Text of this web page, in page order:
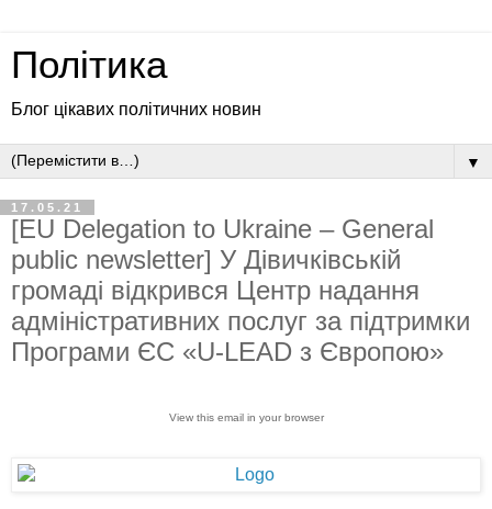
Політика
Блог цікавих політичних новин
▼
17.05.21
[EU Delegation to Ukraine – General
public newsletter] У Дівичківській
громаді відкрився Центр надання
адміністративних послуг за підтримки
Програми ЄС «U-LEAD з Європою»
View this email in your browser